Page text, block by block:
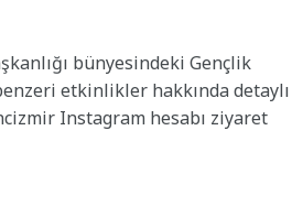
bünyesindeki Gençlik
etkinlikler hakkında detaylı
Instagram hesabı ziyaret